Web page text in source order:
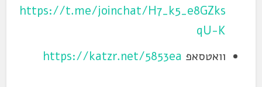
https://t.me/joinchat/H7_k5_e8GZks
qU-K
וואטסאפ https://katzr.net/5853ea